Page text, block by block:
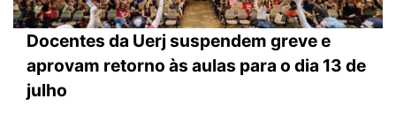
Docentes da Uerj suspendem greve e
aprovam retorno às aulas para o dia 13 de
julho